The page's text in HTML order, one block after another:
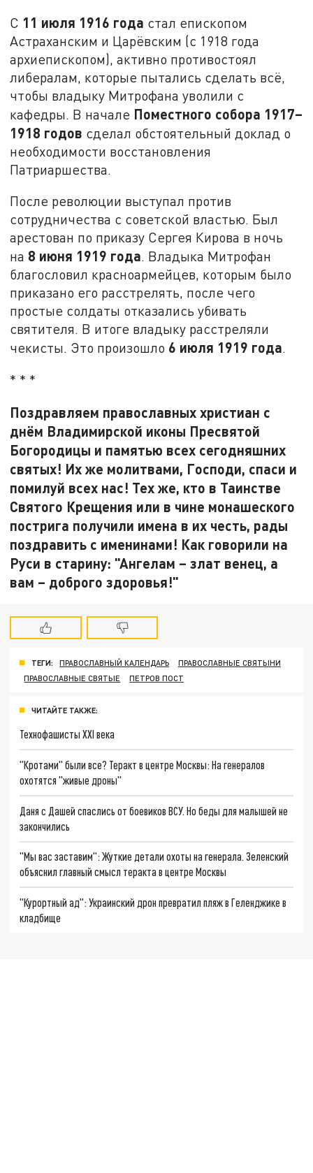
С 11 июля 1916 года стал епископом
Астраханским и Царёвским (с 1918 года
архиепископом), активно противостоял
либералам, которые пытались сделать всё,
чтобы владыку Митрофана уволили с
кафедры. В начале Поместного собора 1917–
1918 годов сделал обстоятельный доклад о
необходимости восстановления
Патриаршества.
После революции выступал против
сотрудничества с советской властью. Был
арестован по приказу Сергея Кирова в ночь
на 8 июня 1919 года. Владыка Митрофан
благословил красноармейцев, которым было
приказано его расстрелять, после чего
простые солдаты отказались убивать
святителя. В итоге владыку расстреляли
чекисты. Это произошло 6 июля 1919 года.
* * *
Поздравляем православных христиан с
днём Владимирской иконы Пресвятой
Богородицы и памятью всех сегодняшних
святых! Их же молитвами, Господи, спаси и
помилуй всех нас! Тех же, кто в Таинстве
Святого Крещения или в чине монашеского
пострига получили имена в их честь, рады
поздравить с именинами! Как говорили на
Руси в старину: "Ангелам – злат венец, а
вам – доброго здоровья!"
ТЕГИ: ПРАВОСЛАВНЫЙ КАЛЕНДАРЬ
ПРАВОСЛАВНЫЕ СВЯТЫНИ
ПРАВОСЛАВНЫЕ СВЯТЫЕ
ПЕТРОВ ПОСТ
ЧИТАЙТЕ ТАКЖЕ:
Технофашисты XXI века
"Кротами" были все? Теракт в центре Москвы: На генералов
охотятся "живые дроны"
Даня с Дашей спаслись от боевиков ВСУ. Но беды для малышей не
закончились
"Мы вас заставим": Жуткие детали охоты на генерала. Зеленский
объяснил главный смысл теракта в центре Москвы
"Курортный ад": Украинский дрон превратил пляж в Геленджике в
кладбище